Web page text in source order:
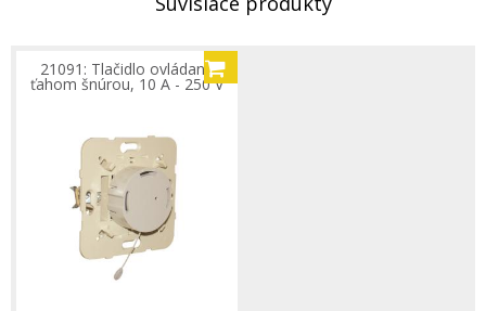
21091: Tlačidlo ovládané
ťahom šnúrou, 10 A - 250 V